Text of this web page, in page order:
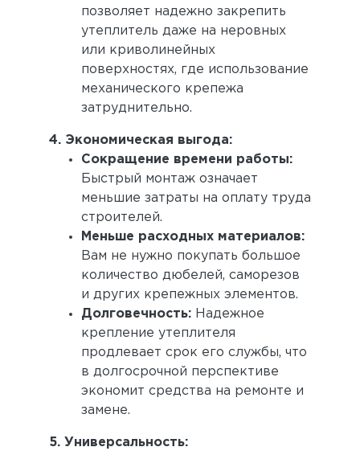
позволяет надежно закрепить
утеплитель даже на неровных
или криволинейных
поверхностях, где использование
механического крепежа
затруднительно.
4. Экономическая выгода:
Сокращение времени работы:
Быстрый монтаж означает
меньшие затраты на оплату труда
строителей.
Меньше расходных материалов:
Вам не нужно покупать большое
количество дюбелей, саморезов
и других крепежных элементов.
Долговечность: Надежное
крепление утеплителя
продлевает срок его службы, что
в долгосрочной перспективе
экономит средства на ремонте и
замене.
5. Универсальность: